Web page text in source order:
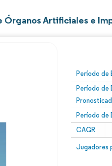
Artificiales e
Período de
Período de
Período de
CAGR
Jugadores